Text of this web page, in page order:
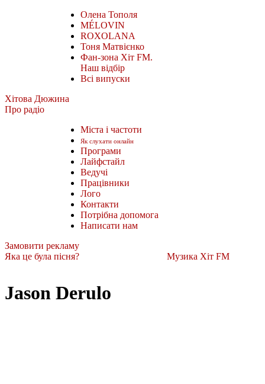
Олена Тополя
MÉLOVIN
ROXOLANA
Тоня Матвієнко
Фан-зона Хіт FM.
Наш відбір
Всі випуски
Хітова Дюжина
Про радіо
Міста і частоти
Як слухати онлайн
Програми
Лайфстайл
Ведучі
Працівники
Лого
Контакти
Потрібна допомога
Написати нам
Замовити рекламу
Яка це була пісня?
Музика Хіт FM
Jason Derulo